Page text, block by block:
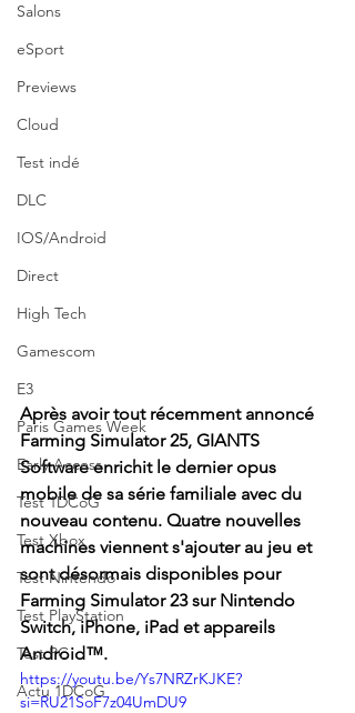
Salons
eSport
Previews
Cloud
Test indé
DLC
IOS/Android
Direct
High Tech
Gamescom
E3
Paris Games Week
Early Access
Test 1DCoG
Test Xbox
Test Nintendo
Test PlayStation
Test PC
Actu 1DCoG
Après avoir tout récemment annoncé
Farming Simulator 25, GIANTS
Software enrichit le dernier opus
mobile de sa série familiale avec du
nouveau contenu. Quatre nouvelles
machines viennent s'ajouter au jeu et
sont désormais disponibles pour
Farming Simulator 23 sur Nintendo
Switch, iPhone, iPad et appareils
Android™.
https://youtu.be/Ys7NRZrKJKE?
si=RU21SoF7z04UmDU9